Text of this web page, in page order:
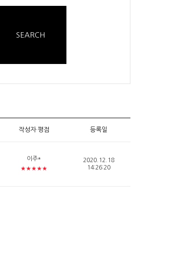
SEARCH
작성자·평점 등록일
이주*
★★★★★
2020.12.18
14:26:20